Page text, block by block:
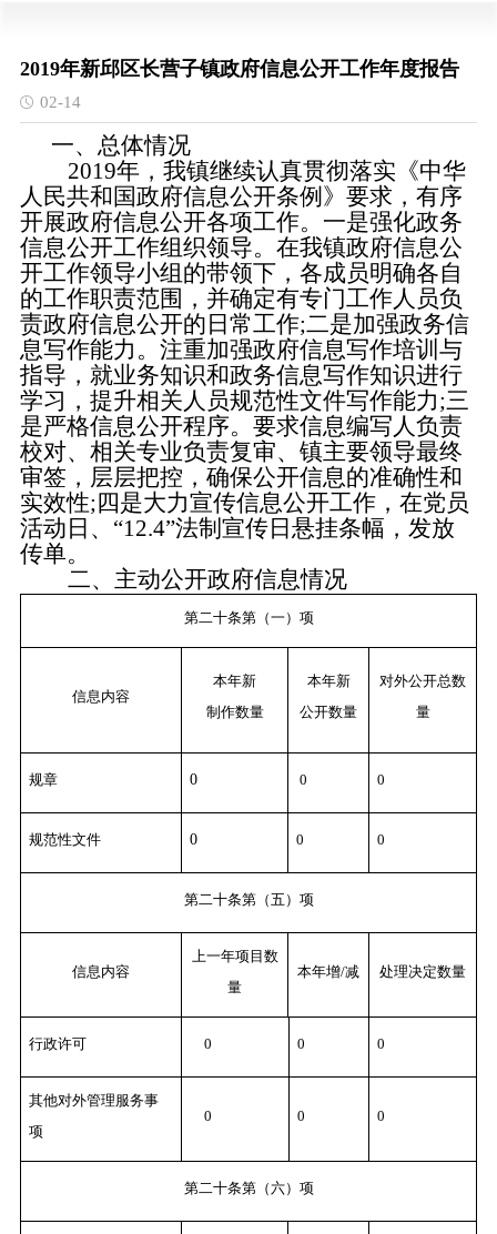
2019年新邱区长营子镇政府信息公开工作年度报告
02-14
一、总体情况
2019年，我镇继续认真贯彻落实《中华
人民共和国政府信息公开条例》要求，有序
开展政府信息公开各项工作。一是强化政务
信息公开工作组织领导。在我镇政府信息公
开工作领导小组的带领下，各成员明确各自
的工作职责范围，并确定有专门工作人员负
责政府信息公开的日常工作;二是加强政务信
息写作能力。注重加强政府信息写作培训与
指导，就业务知识和政务信息写作知识进行
学习，提升相关人员规范性文件写作能力;三
是严格信息公开程序。要求信息编写人负责
校对、相关专业负责复审、 镇主要领导最终
审签，层层把控，确保公开信息的准确性和
实效性;四是大力宣传信息公开工作，在党员
活动日、“12.4”法制宣传日 悬挂条幅，发放
传单。
二、主动公开政府信息情况
第二十条第（一）项
信息内容
本年新
制作数量
本年新
公开数量
对外公开总数
量
规章 0 0 0
规范性文件 0 0 0
第二十条第（五）项
信息内容
上一年项目数
量
本年增/减 处理决定数量
行政许可 0 0 0
其他对外管理服务事
项
0 0 0
第二十条第（六）项